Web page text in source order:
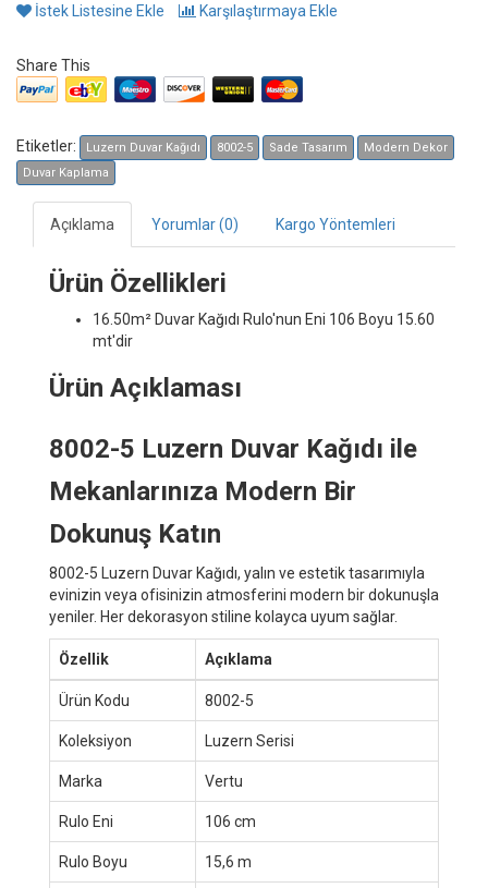
İstek Listesine Ekle Karşılaştırmaya Ekle
Share This
Etiketler: Luzern Duvar Kağıdı 8002-5 Sade Tasarım
Modern Dekor
Duvar Kaplama
Açıklama Yorumlar (0) Kargo Yöntemleri
Ürün Özellikleri
16.50m² Duvar Kağıdı Rulo'nun Eni 106 Boyu 15.60
mt'dir
Ürün Açıklaması
8002-5 Luzern Duvar Kağıdı ile
Mekanlarınıza Modern Bir
Dokunuş Katın
8002-5 Luzern Duvar Kağıdı, yalın ve estetik tasarımıyla
evinizin veya ofisinizin atmosferini modern bir dokunuşla
yeniler. Her dekorasyon stiline kolayca uyum sağlar.
Özellik Açıklama
Ürün Kodu 8002-5
Koleksiyon Luzern Serisi
Marka Vertu
Rulo Eni 106 cm
Rulo Boyu 15,6 m